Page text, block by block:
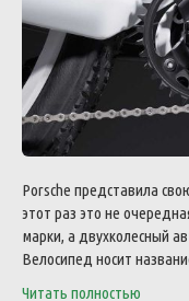
Porsche представила
этот раз это не
марки, а двухколесный
Велосипед носит
Читать полностью